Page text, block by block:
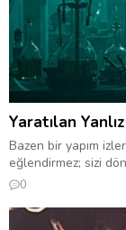
Yaratılan
Bazen bir yapım
eğlendirmez; sizi
0